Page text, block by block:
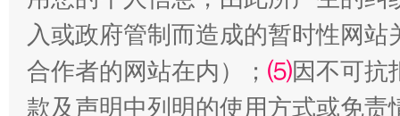
揭批美国五大"原罪" "炒
入或政府管制而造成的暂时性网
合作者的网站在内）； ⑸因不可抗
款及声明中列明的使用方式或免责